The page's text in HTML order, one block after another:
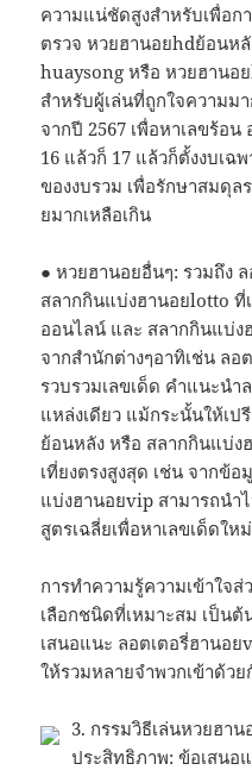
ความแน่ชัดสูงสำหรับเพื่อก
ตรวจ หวยฮานอยhdย้อนห
huaysong หรือ หวยฮานอ
สำหรับผู้เล่นที่ถูกใจความม
จากปี 2567 เพื่อหาเลขร้อน
16 แล้วก็ 17 แล้วก็ตั้งงบเฉ
ของงบรวม เพื่อรักษาสมดุล
ยมากเหลือเกิน
● หวยฮานอยอื่นๆ: รวมถึง
สลากกินแบ่งฮานอยlotto
ออนไลน์ และ สลากกินแบ่ง
จากสำนักต่างๆอาทิเช่น ลอ
รวบรวมเลขเด็ด คำแนะนำ
แหล่งเดียว แม้กระนั้นให้เป
ย้อนหลัง หรือ สลากกินแบ่ง
เที่ยงตรงสูงสุด เช่น จากข้อ
แบ่งฮานอยvip สามารถนำ
สูตรเฉลี่ยเพื่อหาเลขเด็ดใหม่
การทำความรู้ความเข้าใจ
เลือกชนิดที่เหมาะสม เป็น
เสนอแนะ ลอตเตอรี่ฮานอ
ให้รวมหลายจำพวกเข้าด้ว
3. กรรมวิธีเล่นหวยฮา
ประสิทธิภาพ: ข้อเสนอ